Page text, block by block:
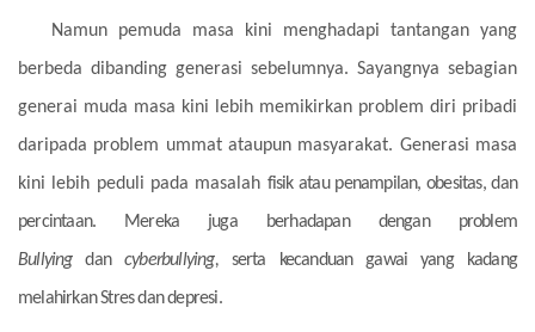
Namun pemuda masa kini menghadapi tantangan yang
berbeda dibanding generasi sebelumnya. Sayangnya sebagian
generai muda masa kini lebih memikirkan problem diri pribadi
daripada problem ummat ataupun masyarakat. Generasi masa
kini lebih peduli pada masalah fisik atau penampilan,obesitas, dan
percintaan. Mereka juga berhadapan dengan problem
Bullyingdan cyberbullying, serta kecanduan gawai yang kadang
melahirkan Stres dan depresi.